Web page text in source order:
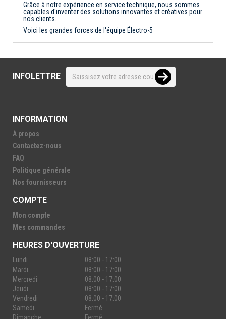
Grâce à notre expérience en service technique, nous sommes
capables d'inventer des solutions innovantes et créatives pour
nos clients.
Voici les grandes forces de l'équipe Électro-5
INFOLETTRE
INFORMATION
À propos
Contactez-nous
FAQ
Politique générale
Nos fournisseurs
COMPTE
Mon compte
Mes commandes
HEURES D'OUVERTURE
Lundi
08:00 - 17:00
Mardi
08:00 - 17:00
Mercredi
08:00 - 17:00
Jeudi
08:00 - 17:00
Vendredi
08:00 - 17:00
Samedi
Fermé